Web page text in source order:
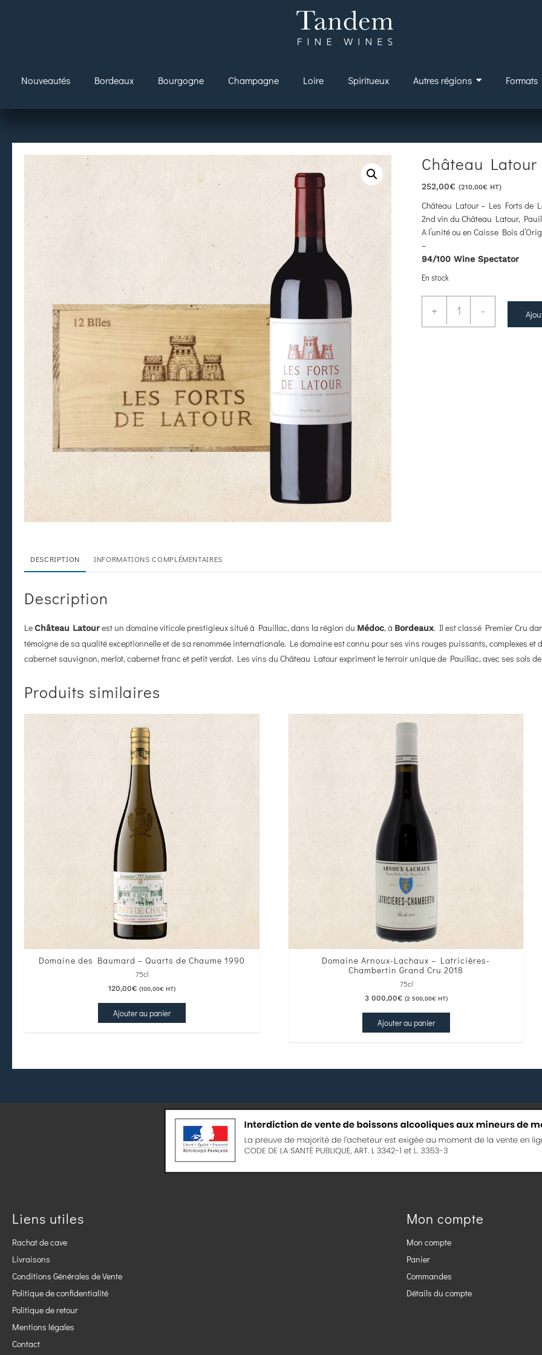
Nouveautés Bordeaux Bourgogne Champagne Loire Spiritueux Autres régions Formats
Château
252,00€ (210,00€ HT)
Château Latour – Les Forts de
2nd vin du Château Latour,
A l’unité ou en Caisse Bois
–
94/100 Wine Spectator
En stock
+ -
DESCRIPTION INFORMATIONS COMPLÉMENTAIRES
Description
Le Château Latourest un domaine viticole prestigieux situé à Pauillac, dans la région du Médoc, à Bordeaux. Il est classé Premier Cru
témoigne de sa qualité exceptionnelle et de sa renommée internationale. Le domaine est connu pour ses vins rouges puissants, complexes
cabernet sauvignon, merlot, cabernet franc et petit verdot. Les vins du Château Latour expriment le terroir unique de Pauillac, avec ses sols
Produits similaires
Domaine des Baumard – Quarts de Chaume 1990
75cl
120,00€ (100,00€HT)
Ajouter au panier
Domaine Arnoux-Lachaux – Latricières-
Chambertin Grand Cru 2018
75cl
3 000,00€ (2 500,00€HT)
Ajouter au panier
Liens utiles
Rachat de cave
Livraisons
Conditions Générales de Vente
Politique de confidentialité
Politique de retour
Mentions légales
Contact
Mon compte
Mon compte
Panier
Commandes
Détails du compte